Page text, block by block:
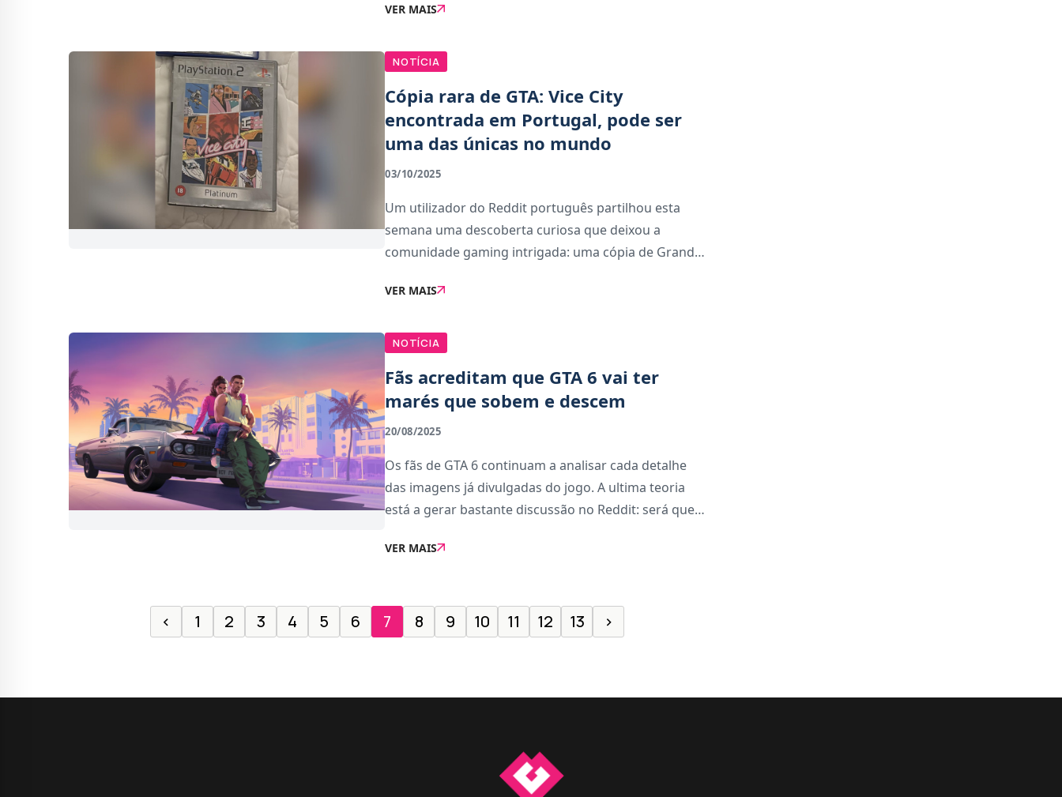
atual do jogo.O vídeo foi encontrado no portfól
VER MAIS
NOTÍCIA
Cópia rara de GTA: Vice City
encontrada em Portugal, pode ser
uma das únicas no mundo
03/10/2025
Um utilizador do Reddit português partilhou esta
semana uma descoberta curiosa que deixou a
comunidade gaming intrigada: uma cópia de Grand
ter sido vítima de um erro de impressão
VER MAIS
NOTÍCIA
Fãs acreditam que GTA 6 vai ter
marés que sobem e descem
20/08/2025
Os fãs de GTA 6 continuam a analisar cada detalhe
das imagens já divulgadas do jogo. A ultima teoria
está a gerar bastante discussão no Reddit: será que o
movimento das marés?A especulação surgi
VER MAIS
‹ 1 2 3 4 5 6 7 8 9 10 11 12 13 ›